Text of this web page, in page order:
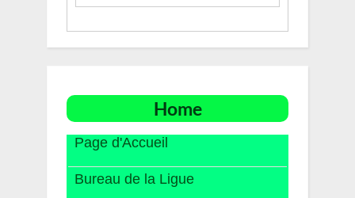
Home
Page d'Accueil
Bureau de la Ligue